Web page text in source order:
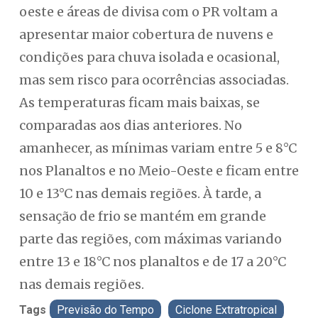
oeste e áreas de divisa com o PR voltam a
apresentar maior cobertura de nuvens e
condições para chuva isolada e ocasional,
mas sem risco para ocorrências associadas.
As temperaturas ficam mais baixas, se
comparadas aos dias anteriores. No
amanhecer, as mínimas variam entre 5 e 8°C
nos Planaltos e no Meio-Oeste e ficam entre
10 e 13°C nas demais regiões. À tarde, a
sensação de frio se mantém em grande
parte das regiões, com máximas variando
entre 13 e 18°C nos planaltos e de 17 a 20°C
nas demais regiões.
Tags Previsão do Tempo Ciclone Extratropical